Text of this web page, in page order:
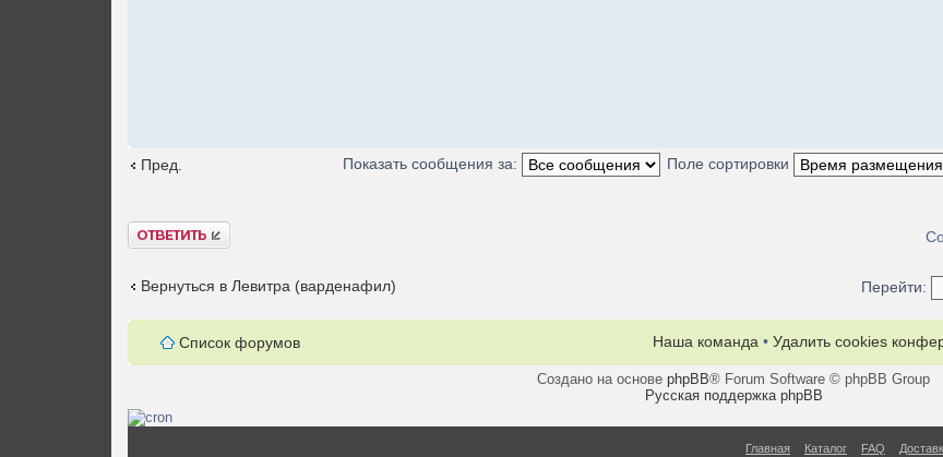
Пред. Показать сообщения за: Поле сортировки
Ответить
Вернуться в Левитра (варденафил) Перейти:
Список форумов Наша команда • Удалить cookies
Создано на основе phpBB® Forum Software © phpBB Group
Русская поддержка phpBB
Главная Каталог FAQ